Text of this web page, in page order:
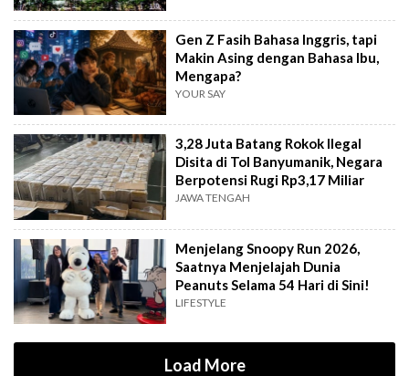
Gen Z Fasih Bahasa Inggris, tapi
Makin Asing dengan Bahasa Ibu,
Mengapa?
YOUR SAY
3,28 Juta Batang Rokok Ilegal
Disita di Tol Banyumanik, Negara
Berpotensi Rugi Rp3,17 Miliar
JAWA TENGAH
Menjelang Snoopy Run 2026,
Saatnya Menjelajah Dunia
Peanuts Selama 54 Hari di Sini!
LIFESTYLE
Load More